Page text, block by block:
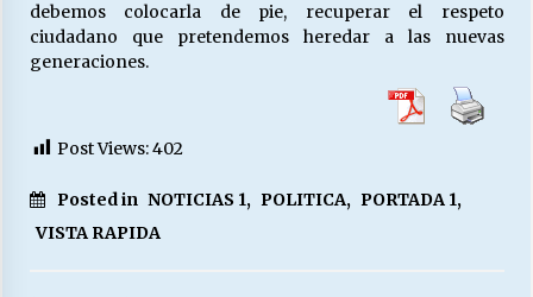
debemos colocarla de pie, recuperar el respeto
ciudadano que pretendemos heredar a las nuevas
generaciones.
Post Views:402
Posted in NOTICIAS 1, POLITICA, PORTADA 1,
VISTA RAPIDA